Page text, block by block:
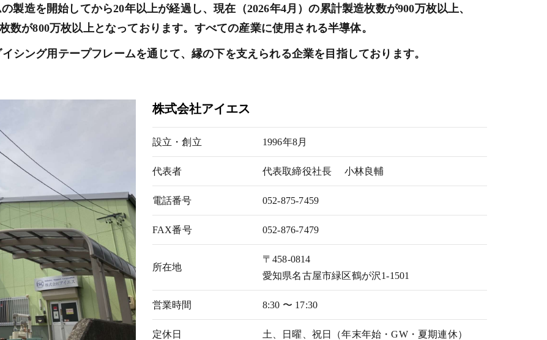
製造を開始してから20年以上が経過し、現在（2026年4月）の累計製造枚数が900万枚以上、
数が800万枚以上となっております。すべての産業に使用される半導体。
シング用テープフレームを通じて、縁の下を支えられる企業を目指しております。
株式会社アイエス
設立・創立 1996年8月
代表者 代表取締役社長 小林良輔
電話番号 052-875-7459
FAX番号 052-876-7479
所在地
〒458-0814
愛知県名古屋市緑区鶴が沢1-1501
営業時間 8:30 〜 17:30
定休日 土、日曜、祝日（年末年始・GW・夏期連休）